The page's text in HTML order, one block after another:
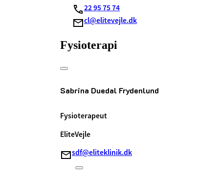
22 95 75 74
cl@elitevejle.dk
Fysioterapi
Sabrina Duedal Frydenlund
Fysioterapeut
EliteVejle
sdf@eliteklinik.dk